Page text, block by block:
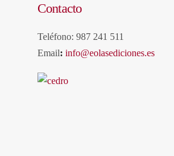
Contacto
Teléfono: 987 241 511
Email: info@eolasediciones.es